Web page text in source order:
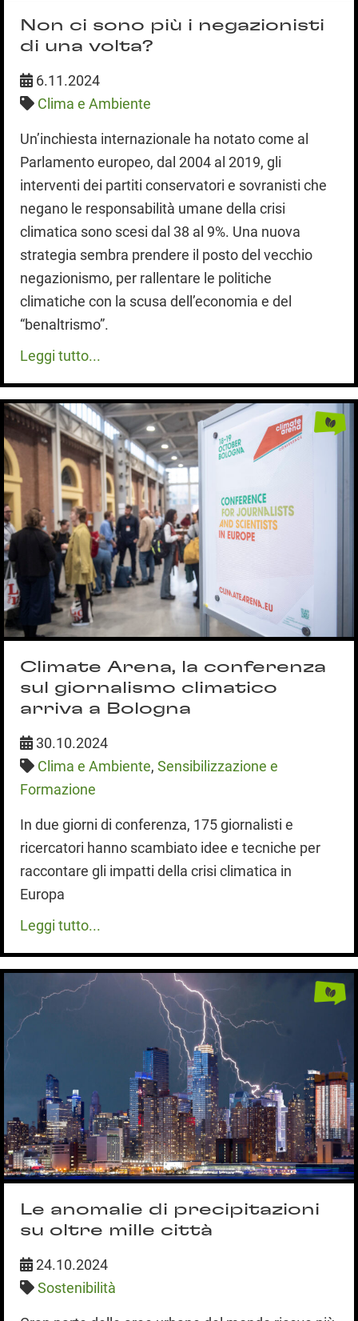
Non ci sono più i negazionisti
di una volta?
6.11.2024
Clima e Ambiente
Un’inchiesta internazionale ha notato come al
Parlamento europeo, dal 2004 al 2019, gli
interventi dei partiti conservatori e sovranisti che
negano le responsabilità umane della crisi
climatica sono scesi dal 38 al 9%. Una nuova
strategia sembra prendere il posto del vecchio
negazionismo, per rallentare le politiche
climatiche con la scusa dell’economia e del
“benaltrismo”.
Leggi tutto...
Climate Arena, la conferenza
sul giornalismo climatico
arriva a Bologna
30.10.2024
Clima e Ambiente, Sensibilizzazione e
Formazione
In due giorni di conferenza, 175 giornalisti e
ricercatori hanno scambiato idee e tecniche per
raccontare gli impatti della crisi climatica in
Europa
Leggi tutto...
Le anomalie di precipitazioni
su oltre mille città
24.10.2024
Sostenibilità